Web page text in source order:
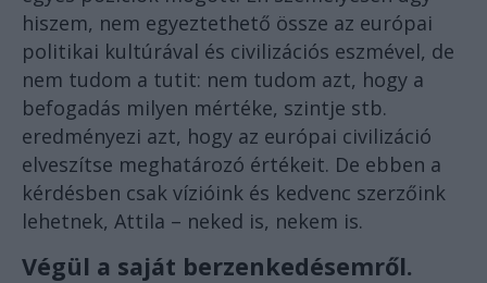
hiszem, nem egyeztethető össze az európai
politikai kultúrával és civilizációs eszmével, de
nem tudom a tutit: nem tudom azt, hogy a
befogadás milyen mértéke, szintje stb.
eredményezi azt, hogy az európai civilizáció
elveszítse meghatározó értékeit. De ebben a
kérdésben csak vízióink és kedvenc szerzőink
lehetnek, Attila – neked is, nekem is.
Végül a saját berzenkedésemről.